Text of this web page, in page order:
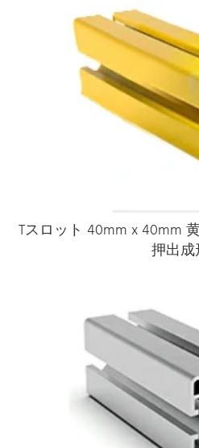
Tスロット 40mm x 40mm
押出成